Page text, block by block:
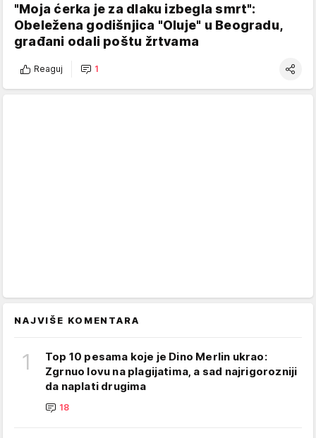
"Moja ćerka je za dlaku izbegla smrt":
Obeležena godišnjica "Oluje" u Beogradu,
građani odali poštu žrtvama
Reaguj 1
NAJVIŠE KOMENTARA
1
Top 10 pesama koje je Dino Merlin ukrao:
Zgrnuo lovu na plagijatima, a sad najrigorozniji
da naplati drugima
18